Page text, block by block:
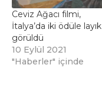
Ceviz Ağacı filmi,
İtalya’da iki ödüle layık
görüldü
10 Eylül 2021
"Haberler" içinde